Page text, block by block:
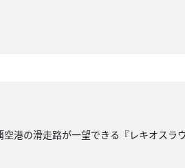
港の滑走路が一望できる『レキオス